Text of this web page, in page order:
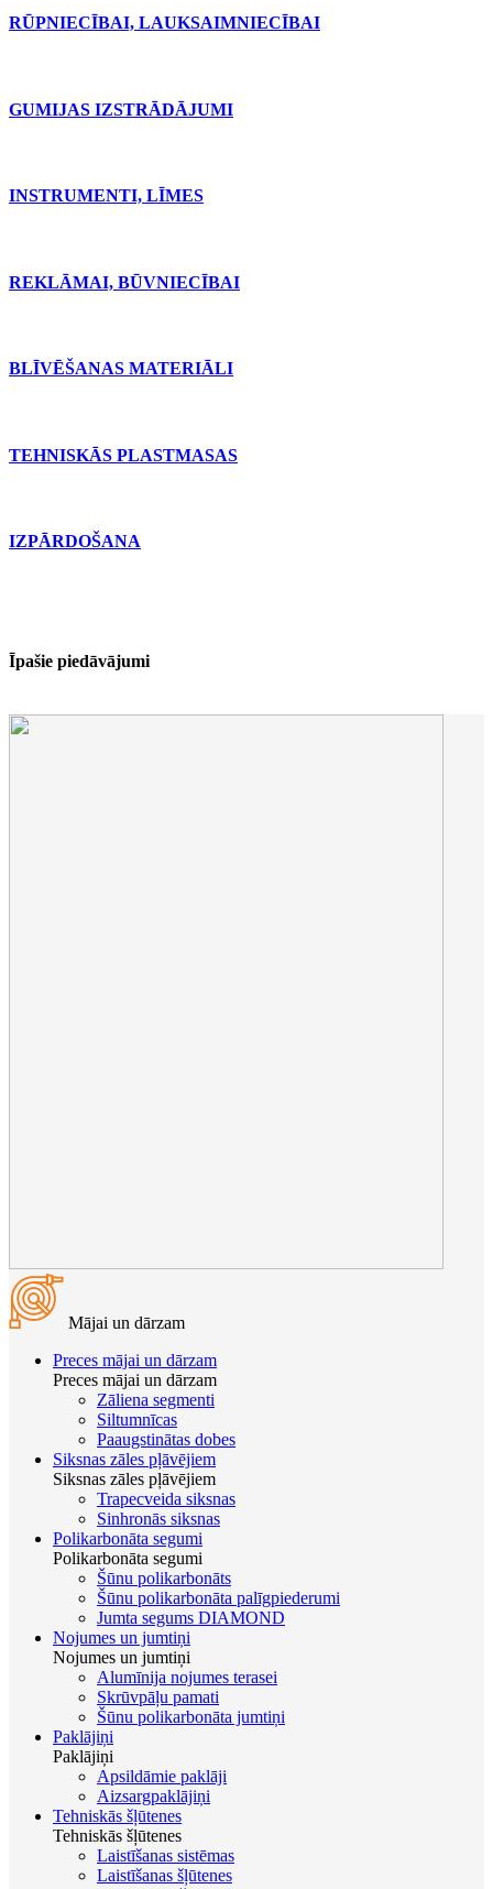
RŪPNIECĪBAI, LAUKSAIMNIECĪBAI
GUMIJAS IZSTRĀDĀJUMI
INSTRUMENTI, LĪMES
REKLĀMAI, BŪVNIECĪBAI
BLĪVĒŠANAS MATERIĀLI
TEHNISKĀS PLASTMASAS
IZPĀRDOŠANA
Īpašie piedāvājumi
Mājai un dārzam
Preces mājai un dārzam
Preces mājai un dārzam
Zāliena segmenti
Siltumnīcas
Paaugstinātas dobes
Siksnas zāles pļāvējiem
Siksnas zāles pļāvējiem
Trapecveida siksnas
Sinhronās siksnas
Polikarbonāta segumi
Polikarbonāta segumi
Šūnu polikarbonāts
Šūnu polikarbonāta palīgpiederumi
Jumta segums DIAMOND
Nojumes un jumtiņi
Nojumes un jumtiņi
Alumīnija nojumes terasei
Skrūvpāļu pamati
Šūnu polikarbonāta jumtiņi
Paklājiņi
Paklājiņi
Apsildāmie paklāji
Aizsargpaklājiņi
Tehniskās šļūtenes
Tehniskās šļūtenes
Laistīšanas sistēmas
Laistīšanas šļūtenes